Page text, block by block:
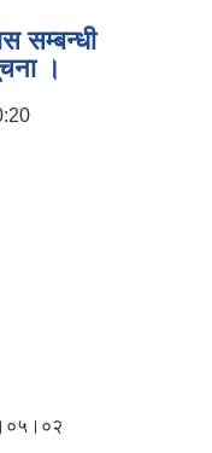
सम्बन्धी
‍।